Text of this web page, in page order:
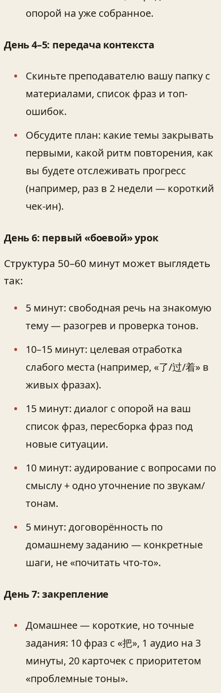
опорой на уже собранное.
День 4–5: передача контекста
Скиньте преподавателю вашу папку с
материалами, список фраз и топ-
ошибок.
Обсудите план: какие темы закрывать
первыми, какой ритм повторения, как
вы будете отслеживать прогресс
(например, раз в 2 недели — короткий
чек-ин).
День 6: первый «боевой» урок
Структура 50–60 минут может выглядеть
так:
5 минут: свободная речь на знакомую
тему — разогрев и проверка тонов.
10–15 минут: целевая отработка
слабого места (например, «了/过/着» в
живых фразах).
15 минут: диалог с опорой на ваш
список фраз, пересборка фраз под
новые ситуации.
10 минут: аудирование с вопросами по
смыслу + одно уточнение по звукам/
тонам.
5 минут: договорённость по
домашнему заданию — конкретные
шаги, не «почитать что-то».
День 7: закрепление
Домашнее — короткие, но точные
задания: 10 фраз с «把», 1 аудио на 3
минуты, 20 карточек с приоритетом
«проблемные тоны».